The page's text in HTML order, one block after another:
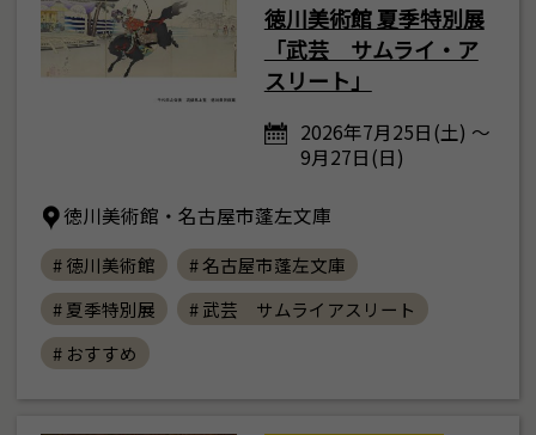
徳川美術館 夏季特別展
「武芸 サムライ・ア
スリート」
2026年7月25日(土) ～
9月27日(日)
徳川美術館・名古屋市蓬左文庫
# 徳川美術館
# 名古屋市蓬左文庫
# 夏季特別展
# 武芸 サムライアスリート
# おすすめ